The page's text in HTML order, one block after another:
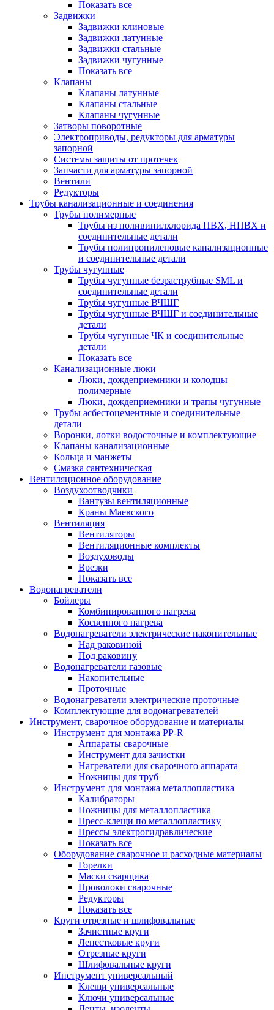
Показать все
Задвижки
Задвижки клиновые
Задвижки латунные
Задвижки стальные
Задвижки чугунные
Показать все
Клапаны
Клапаны латунные
Клапаны стальные
Клапаны чугунные
Затворы поворотные
Электроприводы, редукторы для арматуры
запорной
Системы защиты от протечек
Запчасти для арматуры запорной
Вентили
Редукторы
Трубы канализационные и соединения
Трубы полимерные
Трубы из поливинилхлорида ПВХ, НПВХ и
соединительные детали
Трубы полипропиленовые канализационные
и соединительные детали
Трубы чугунные
Трубы чугунные безраструбные SML и
соединительные детали
Трубы чугунные ВЧШГ
Трубы чугунные ВЧШГ и соединительные
детали
Трубы чугунные ЧК и соединительные
детали
Показать все
Канализационные люки
Люки, дождеприемники и колодцы
полимерные
Люки, дождеприемники и трапы чугунные
Трубы асбестоцементные и соединительные
детали
Воронки, лотки водосточные и комплектующие
Клапаны канализационные
Кольца и манжеты
Смазка сантехническая
Вентиляционное оборудование
Воздухоотводчики
Вантузы вентиляционные
Краны Маевского
Вентиляция
Вентиляторы
Вентиляционные комплекты
Воздуховоды
Врезки
Показать все
Водонагреватели
Бойлеры
Комбинированного нагрева
Косвенного нагрева
Водонагреватели электрические накопительные
Над раковиной
Под раковину
Водонагреватели газовые
Накопительные
Проточные
Водонагреватели электрические проточные
Комплектующие для водонагревателей
Инструмент, сварочное оборудование и материалы
Инструмент для монтажа PP-R
Аппараты сварочные
Инструмент для зачистки
Нагреватели для сварочного аппарата
Ножницы для труб
Инструмент для монтажа металлопластика
Калибраторы
Ножницы для металлопластика
Пресс-клещи по металлопластику
Прессы электрогидравлические
Показать все
Оборудование сварочное и расходные материалы
Горелки
Маски сварщика
Проволоки сварочные
Редукторы
Показать все
Круги отрезные и шлифовальные
Зачистные круги
Лепестковые круги
Отрезные круги
Шлифовальные круги
Инструмент универсальный
Клещи универсальные
Ключи универсальные